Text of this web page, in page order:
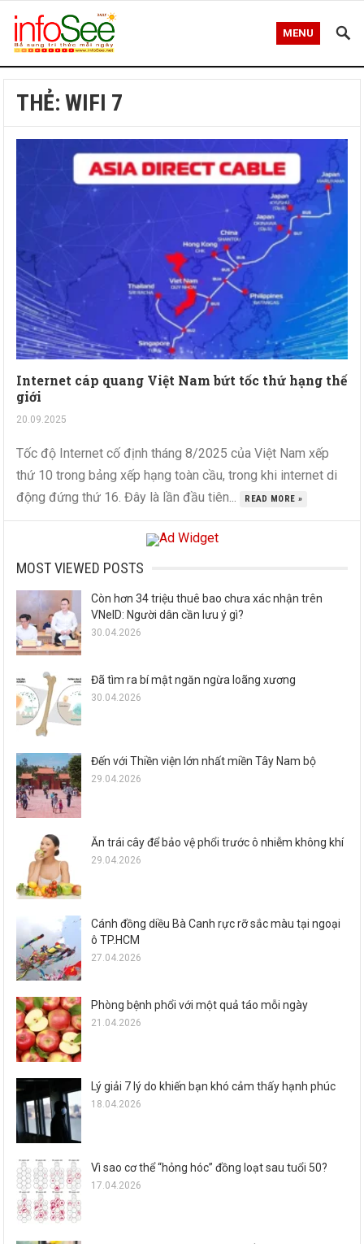
MENU
THẺ:WIFI 7
Internet cáp quang Việt Nam bứt tốc thứ hạng thế
giới
20.09.2025
Tốc độ Internet cố định tháng 8/2025 của Việt Nam xếp
thứ 10 trong bảng xếp hạng toàn cầu, trong khi internet di
động đứng thứ 16. Đây là lần đầu tiên...
READ MORE »
MOST VIEWED POSTS
Còn hơn 34 triệu thuê bao chưa xác nhận trên
VNeID: Người dân cần lưu ý gì?
30.04.2026
Đã tìm ra bí mật ngăn ngừa loãng xương
30.04.2026
Đến với Thiền viện lớn nhất miền Tây Nam bộ
29.04.2026
Ăn trái cây để bảo vệ phổi trước ô nhiễm không khí
29.04.2026
Cánh đồng diều Bà Canh rực rỡ sắc màu tại ngoại
ô TP.HCM
27.04.2026
Phòng bệnh phổi với một quả táo mỗi ngày
21.04.2026
Lý giải 7 lý do khiến bạn khó cảm thấy hạnh phúc
18.04.2026
Vì sao cơ thể “hỏng hóc” đồng loạt sau tuổi 50?
17.04.2026